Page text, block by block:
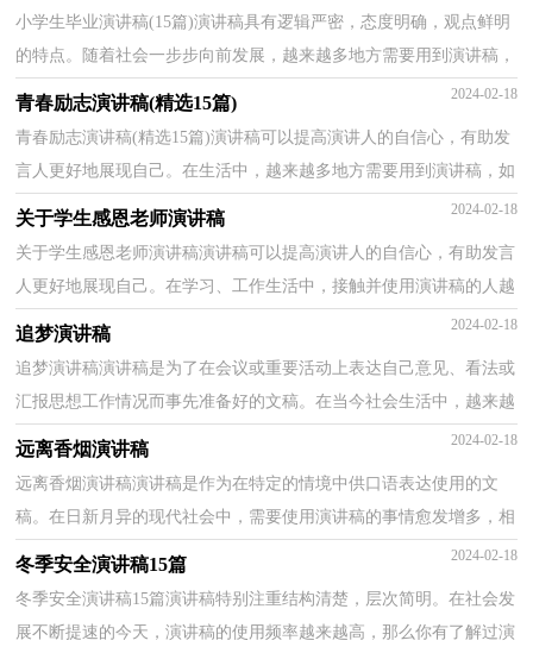
小学生毕业演讲稿(15篇)演讲稿具有逻辑严密，态度明确，观点鲜明
的特点。随着社会一步步向前发展，越来越多地方需要用到演讲稿，
写起演讲稿来就毫无头绪？以下是小编帮大家整理的小学...
青春励志演讲稿(精选15篇) 2024-02-18
青春励志演讲稿(精选15篇)演讲稿可以提高演讲人的自信心，有助发
言人更好地展现自己。在生活中，越来越多地方需要用到演讲稿，如
何写一份恰当的演讲稿呢？下面是小编为大家整理的青...
关于学生感恩老师演讲稿 2024-02-18
关于学生感恩老师演讲稿演讲稿可以提高演讲人的自信心，有助发言
人更好地展现自己。在学习、工作生活中，接触并使用演讲稿的人越
来越多，相信许多人会觉得演讲稿很难写吧，下面是小...
追梦演讲稿 2024-02-18
追梦演讲稿演讲稿是为了在会议或重要活动上表达自己意见、看法或
汇报思想工作情况而事先准备好的文稿。在当今社会生活中，越来越
多地方需要用到演讲稿，那么问题来了，到底应如何...
远离香烟演讲稿 2024-02-18
远离香烟演讲稿演讲稿是作为在特定的情境中供口语表达使用的文
稿。在日新月异的现代社会中，需要使用演讲稿的事情愈发增多，相
信很多朋友都对写演讲稿感到非常苦恼吧，下面是小编...
冬季安全演讲稿15篇 2024-02-18
冬季安全演讲稿15篇演讲稿特别注重结构清楚，层次简明。在社会发
展不断提速的今天，演讲稿的使用频率越来越高，那么你有了解过演